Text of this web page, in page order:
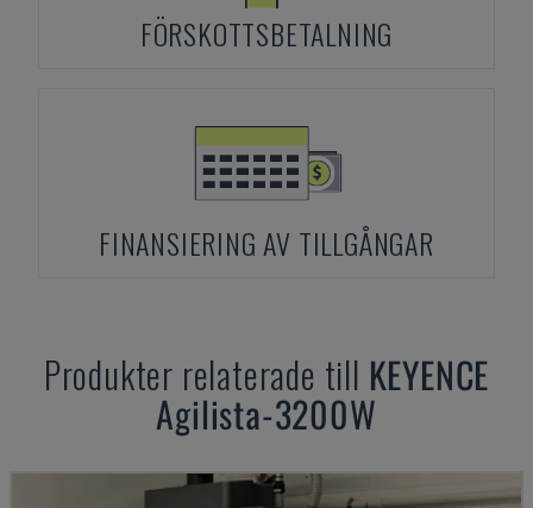
FÖRSKOTTSBETALNING
FINANSIERING AV TILLGÅNGAR
Produkter relaterade till KEYENCE
Agilista-3200W